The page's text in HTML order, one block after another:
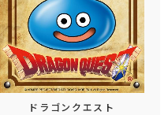
ドラゴンクエスト